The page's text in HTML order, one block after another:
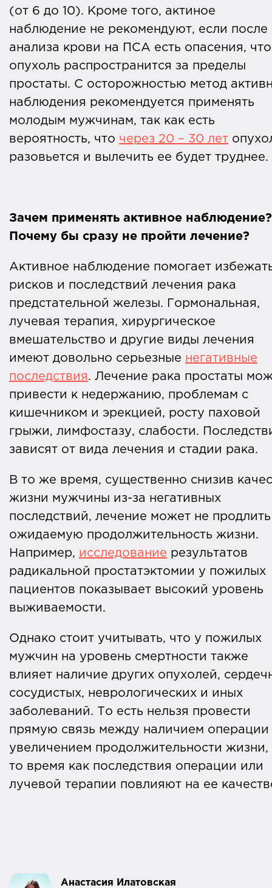
(от 6 до 10). Кроме того, актиное
наблюдение не рекомендуют, если после
анализа крови на ПСА есть опасения, что
опухоль распространится за пределы
простаты. С осторожностью метод
наблюдения рекомендуется применять
молодым мужчинам, так как есть
вероятность, что через 20 – 30 лет
разовьется и вылечить ее будет труднее.
Зачем применять активное наблюдение?
Почему бы сразу не пройти лечение?
Активное наблюдение помогает
рисков и последствий лечения рака
предстательной железы. Гормональная,
лучевая терапия, хирургическое
вмешательство и другие виды лечения
имеют довольно серьезные негативные
последствия. Лечение рака простаты
привести к недержанию, проблемам с
кишечником и эрекцией, росту паховой
грыжи, лимфостазу, слабости.
зависят от вида лечения и стадии рака.
В то же время, существенно снизив
жизни мужчины из-за негативных
последствий, лечение может не продлить
ожидаемую продолжительность жизни.
Например, исследование результатов
радикальной простатэктомии у пожилых
пациентов показывает высокий уровень
выживаемости.
Однако стоит учитывать, что у пожилых
мужчин на уровень смертности также
влияет наличие других опухолей,
сосудистых, неврологических и иных
заболеваний. То есть нельзя провести
прямую связь между наличием операции
увеличением продолжительности жизни,
то время как последствия операции или
лучевой терапии повлияют на ее
Анастасия Илатовская